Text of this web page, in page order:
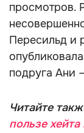
просмотров.
Пересильд и
подруга Ани
Читайте
пользе